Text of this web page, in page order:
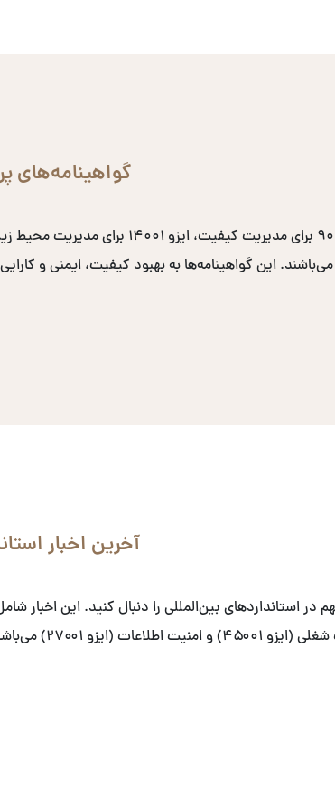
گواهینامه‌های
این گواهینامه‌ها به بهبود کیفیت، ایمنی و
آخرین اخبار
زیست (ایزو